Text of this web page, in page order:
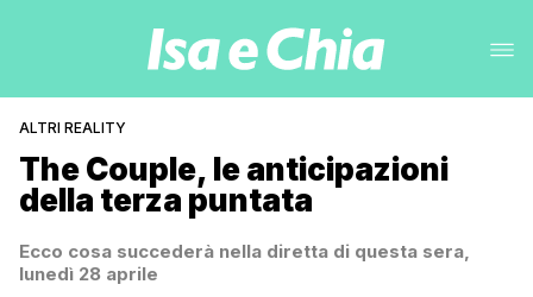
ALTRI REALITY
The Couple, le anticipazioni
della terza puntata
Ecco cosa succederà nella diretta di questa sera,
lunedì 28 aprile